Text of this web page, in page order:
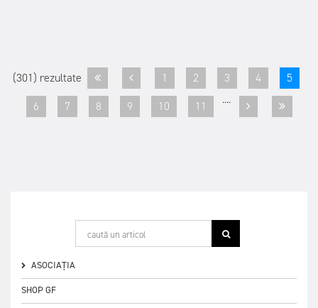
(301) rezultate 1 2 3 4
5
6
7 8 9 10 11 ....
ASOCIAȚIA
SHOP GF